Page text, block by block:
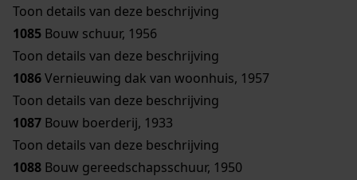
Toon details van deze beschrijving
1085 Bouw schuur, 1956
Toon details van deze beschrijving
1086Vernieuwing dak van woonhuis, 1957
Toon details van deze beschrijving
1087 Bouw boerderij, 1933
Toon details van deze beschrijving
1088 Bouw gereedschapsschuur, 1950